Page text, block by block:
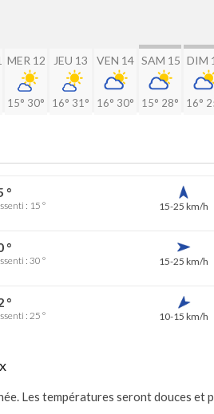
MER 12
15° 30°
JEU 13
16° 31°
VEN 14
16° 30°
SAM 15
15° 28°
DIM
16°
°
: 15 ° 15-25 km/h
°
: 30 ° 15-25 km/h
°
: 25 ° 10-15 km/h
Les températures seront douces et